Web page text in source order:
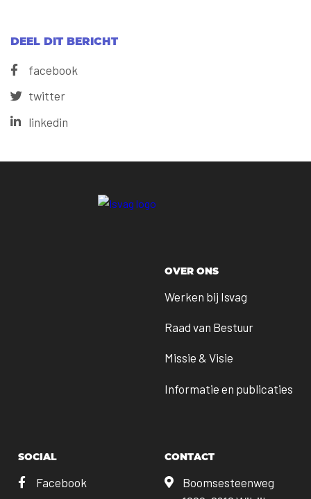
DEEL DIT BERICHT
facebook
twitter
linkedin
OVER ONS
Werken bij Isvag
Raad van Bestuur
Missie & Visie
Informatie en publicaties
SOCIAL
Facebook
CONTACT
Boomsesteenweg